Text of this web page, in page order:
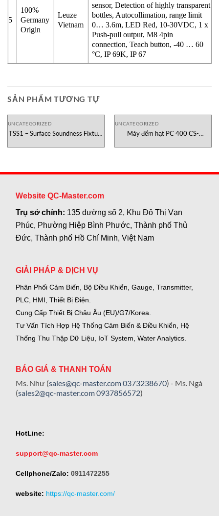
5
100%
Germany
Origin
Leuze
Vietnam
sensor, Detection of highly transparent
bottles, Autocollimation, range limit
0… 3.6m, LED Red, 10-30VDC, 1 x
Push-pull output, M8 4pin
connection, Teach button, -40 … 60
°C, IP 69K, IP 67
SẢN PHẨM TƯƠNG TỰ
UNCATEGORIZED
TSS1 – Surface Soundness Fixture
UNCATEGORIZED
Máy đếm hạt PC 400 CS-
Website QC-Master.com
Trụ sở chính: 135 đường số 2, Khu Đô Thị Vạn
Phúc, Phường Hiệp Bình Phước, Thành phố Thủ
Đức, Thành phố Hồ Chí Minh, Việt Nam
GIẢI PHÁP & DỊCH VỤ
Phân Phối Cảm Biến, Bộ Điều Khiển, Gauge, Transmitter,
PLC, HMI, Thiết Bị Điện.
Cung Cấp Thiết Bị Châu Âu (EU)/G7/Korea.
Tư Vấn Tích Hợp Hệ Thống Cảm Biến & Điều Khiển, Hệ
Thống Thu Thập Dữ Liệu, IoT System, Water Analytics.
BÁO GIÁ & THANH TOÁN
Ms. Như (sales@qc-master.com0373238670) - Ms. Ngà
(sales2@qc-master.com0937856572)
HotLine:
support@qc-master.com
Cellphone/Zalo: 0911472255
website: https://qc-master.com/